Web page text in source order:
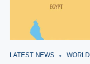
LATEST NEWS WORLD